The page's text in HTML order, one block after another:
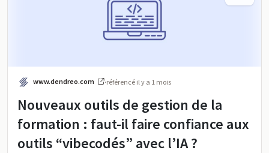
www.dendreo.com ·référencé il y a 1 mois
Nouveaux outils de gestion de la
formation : faut-il faire confiance aux
outils “vibecodés” avec l’IA ?